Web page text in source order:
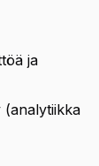
ja
(analytiikka